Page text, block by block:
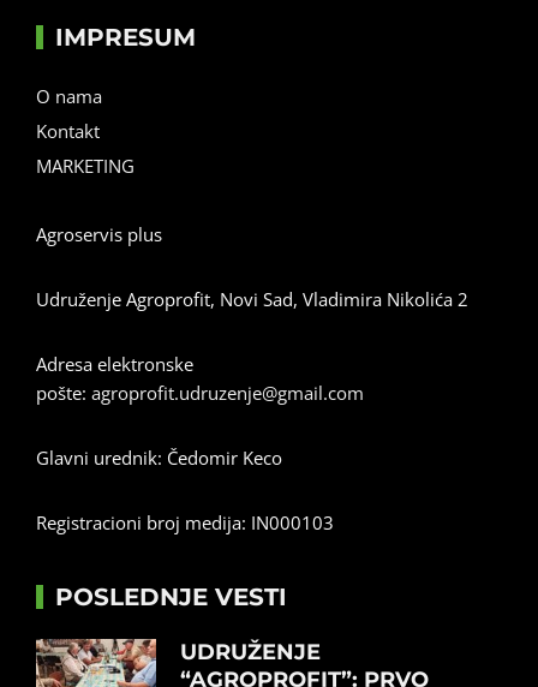
IMPRESUM
O nama
Kontakt
MARKETING
Agroservis plus
Udruženje Agroprofit, Novi Sad, Vladimira Nikolića 2
Adresa elektronske
pošte: agroprofit.udruzenje@gmail.com
Glavni urednik: Čedomir Keco
Registracioni broj medija: IN000103
POSLEDNJE VESTI
UDRUŽENJE
“AGROPROFIT”: PRVO